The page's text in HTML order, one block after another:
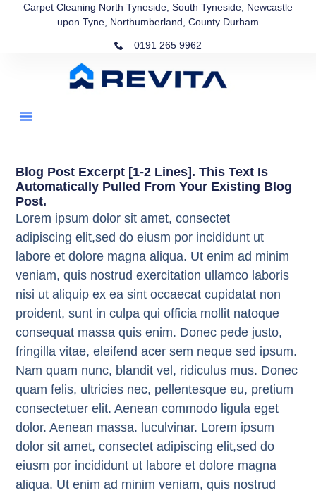
Carpet Cleaning North Tyneside, South Tyneside, Newcastle
upon Tyne, Northumberland, County Durham
0191 265 9962
Blog Post Excerpt [1-2 Lines]. This Text Is
Automatically Pulled From Your Existing Blog
Post.
Lorem ipsum dolor sit amet, consectet
adipiscing elit,sed do eiusm por incididunt ut
labore et dolore magna aliqua. Ut enim ad minim
veniam, quis nostrud exercitation ullamco laboris
nisi ut aliquip ex ea sint occaecat cupidatat non
proident, sunt in culpa qui officia mollit natoque
consequat massa quis enim. Donec pede justo,
fringilla vitae, eleifend acer sem neque sed ipsum.
Nam quam nunc, blandit vel, ridiculus mus. Donec
quam felis, ultricies nec, pellentesque eu, pretium
consectetuer elit. Aenean commodo ligula eget
dolor. Aenean massa. luculvinar. Lorem ipsum
dolor sit amet, consectet adipiscing elit,sed do
eiusm por incididunt ut labore et dolore magna
aliqua. Ut enim ad minim veniam, quis nostrud